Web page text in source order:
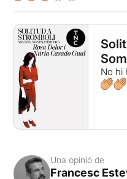
No hi
Una opinió de
Francesc